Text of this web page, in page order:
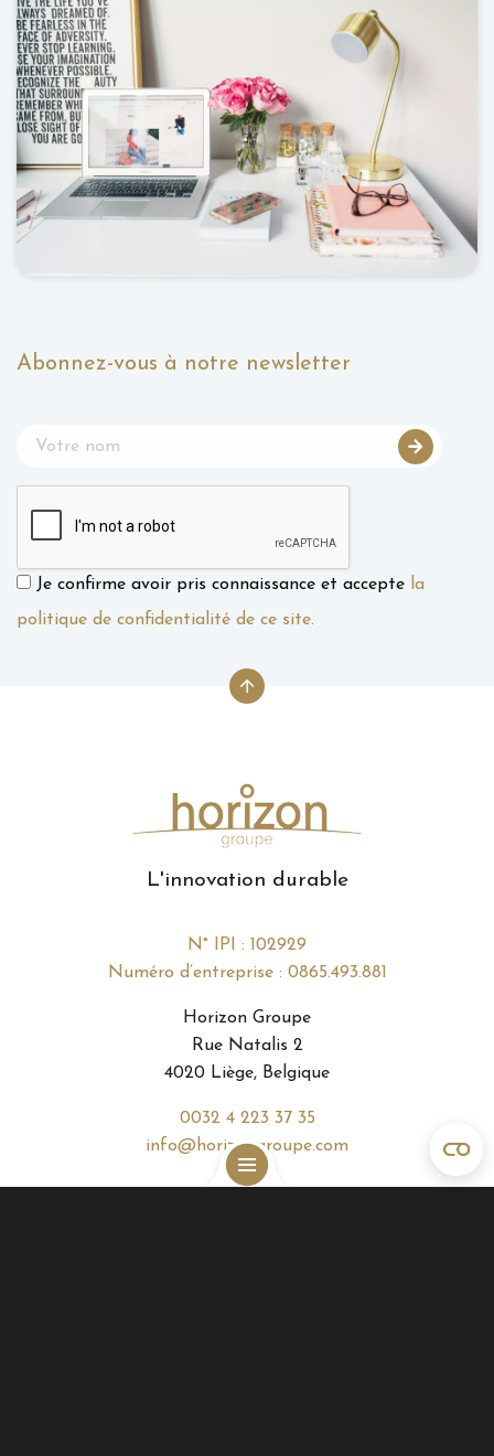
Abonnez-vous à notre newsletter
Je confirme avoir pris connaissance et accepte la
politique de confidentialité de ce site.
L'innovation durable
N° IPI : 102929
Numéro d’entreprise : 0865.493.881
Horizon Groupe
Rue Natalis 2
4020 Liège, Belgique
0032 4 223 37 35
info@horizongroupe.com